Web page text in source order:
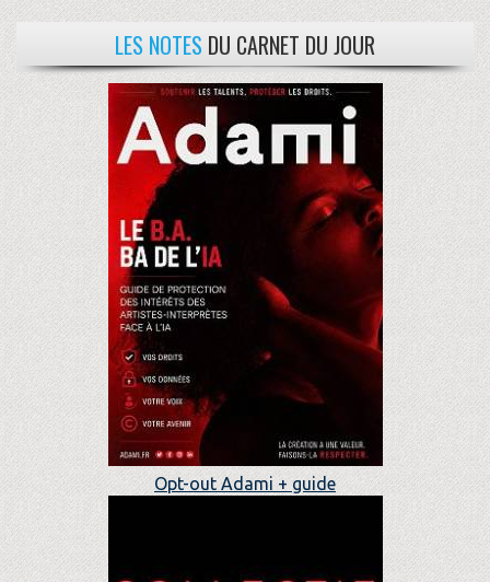
LES NOTES DU CARNET DU JOUR
Opt-out Adami + guide